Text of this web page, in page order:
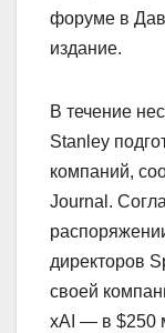
форуме в
издание.
В течение
Stanley
компаний,
Journal.
директоров
своей
xAI — в $250